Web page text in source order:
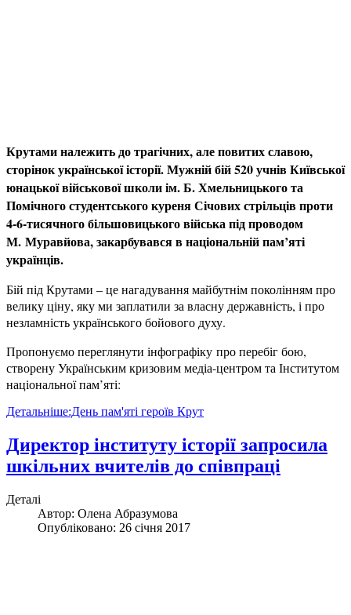
Крутами належить до трагічних, але повитих славою,
сторінок української історії. Мужній бій 520 учнів Київської
юнацької військової школи ім. Б. Хмельницького та
Помічного студентського куреня Січових стрільців проти
4-6-тисячного більшовицького війська під проводом
М. Муравйова, закарбувався в національній пам’яті
українців.
Бій під Крутами – це нагадування майбутнім поколінням про
велику ціну, яку ми заплатили за власну державність, і про
незламність українського бойового духу.
Пропонуємо переглянути інфографіку про перебіг бою,
створену Українським кризовим медіа-центром та Інститутом
національної пам’яті:
Детальніше:День пам'яті героїв Крут
Директор інституту історії запросила
шкільних вчителів до співпраці
Деталі
Автор: Олена Абразумова
Опубліковано: 26 січня 2017